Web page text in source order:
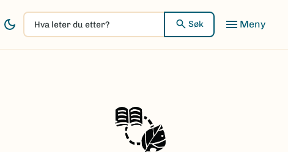
Hva
leter
du
Søk Meny